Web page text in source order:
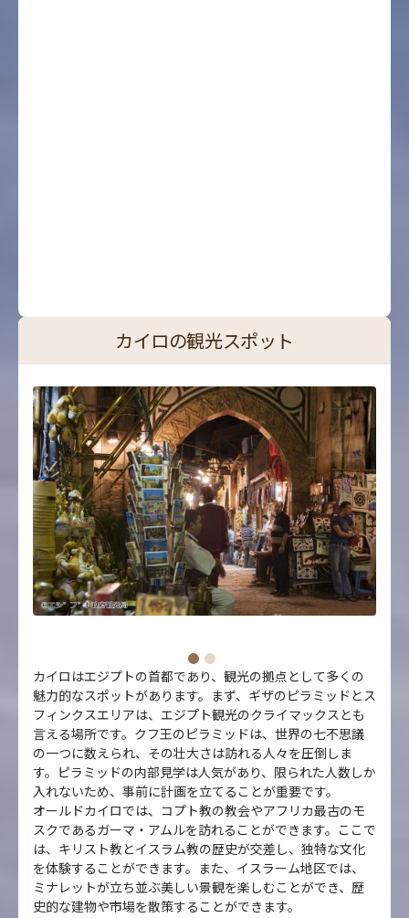
カイロの観光スポット
カイロはエジプトの首都であり、観光の拠点として多くの
魅力的なスポットがあります。まず、ギザのピラミッドとス
フィンクスエリアは、エジプト観光のクライマックスとも
言える場所です。クフ王のピラミッドは、世界の七不思議
の一つに数えられ、その壮大さは訪れる人々を圧倒しま
す。ピラミッドの内部見学は人気があり、限られた人数しか
入れないため、事前に計画を立てることが重要です。
オールドカイロでは、コプト教の教会やアフリカ最古のモ
スクであるガーマ・アムルを訪れることができます。ここで
は、キリスト教とイスラム教の歴史が交差し、独特な文化
を体験することができます。また、イスラーム地区では、
ミナレットが立ち並ぶ美しい景観を楽しむことができ、歴
史的な建物や市場を散策することができます。